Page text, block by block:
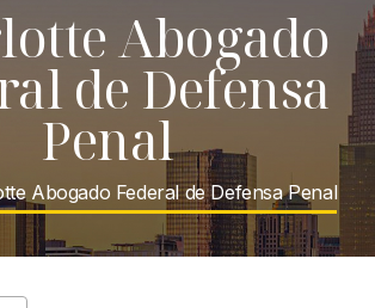
Abogado
de Defensa
Penal
Abogado Federal de Defensa Penal